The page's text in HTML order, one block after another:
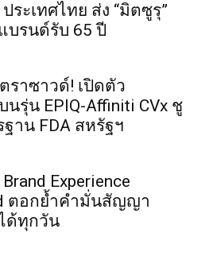
ะเทศไทย ส่ง “มิตซูรุ”
รนด์รับ 65 ปี
ราซาวด์! เปิดตัว
บนรุ่น EPIQ-Affiniti CVx ชู
าน FDA สหรัฐฯ
Experience
ตอกย้ำคำมั่นสัญญา
ด้ทุกวัน